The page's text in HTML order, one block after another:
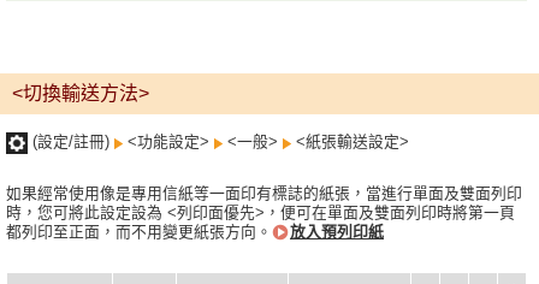
<切換輸送方法>
(設定/註冊) <功能設定> <一般> <紙張輸送設定>
如果經常使用像是專用信紙等一面印有標誌的紙張，當進行單面及雙面列印
時，您可將此設定設為 <列印面優先>，便可在單面及雙面列印時將第一頁
都列印至正面，而不用變更紙張方向。
放入預列印紙